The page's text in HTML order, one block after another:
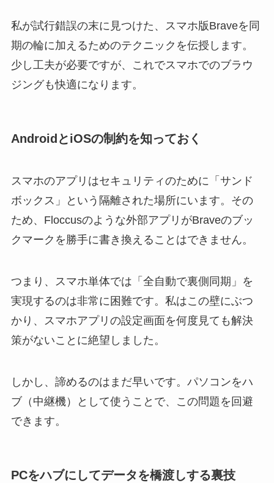
私が試行錯誤の末に見つけた、スマホ版Braveを同
期の輪に加えるためのテクニックを伝授します。
少し工夫が必要ですが、これでスマホでのブラウ
ジングも快適になります。
AndroidとiOSの制約を知っておく
スマホのアプリはセキュリティのために「サンド
ボックス」という隔離された場所にいます。その
ため、Floccusのような外部アプリがBraveのブッ
クマークを勝手に書き換えることはできません。
つまり、スマホ単体では「全自動で裏側同期」を
実現するのは非常に困難です。私はこの壁にぶつ
かり、スマホアプリの設定画面を何度見ても解決
策がないことに絶望しました。
しかし、諦めるのはまだ早いです。パソコンをハ
ブ（中継機）として使うことで、この問題を回避
できます。
PCをハブにしてデータを橋渡しする裏技